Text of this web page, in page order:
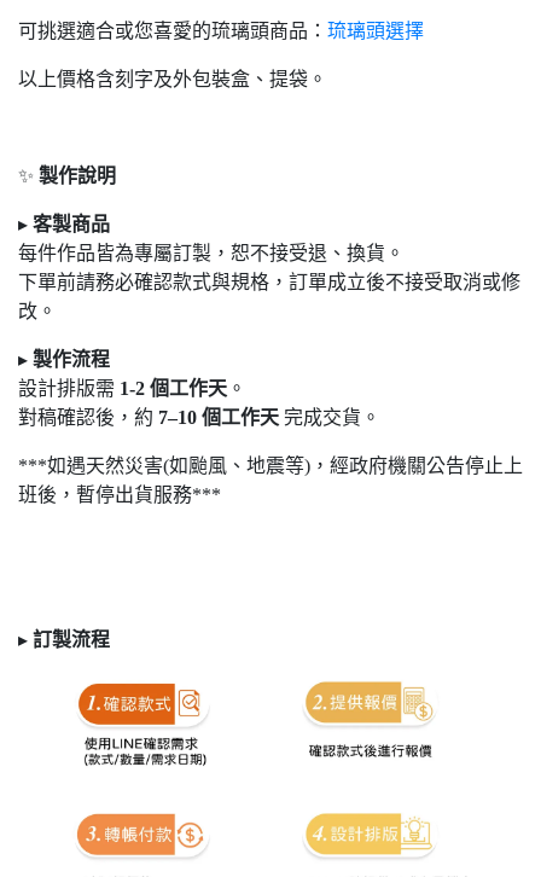
可挑選適合或您喜愛的琉璃頭商品： 琉璃頭選擇
以上價格含刻字及外包裝盒、提袋。
✨ 製作說明
▸ 客製商品
每件作品皆為專屬訂製，恕不接受退 、換貨。
下單前請務必確認款式與規格，訂單成立後不接受取消或修
改。
▸ 製作流程
設計排版需 1-2 個工作天 。
對稿確認後，約 7–10 個工作天 完成交貨。
***如遇天然災害(如颱風、地震等)，經政府機關公告停止上
班後，暫停出貨服務***
▸ 訂製流程